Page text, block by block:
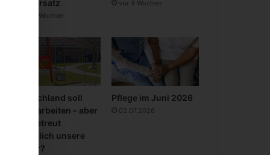
Zahnersatz
vor 3 Wochen
vor 4 Wochen
Deutschland soll
mehr arbeiten – aber
wer betreut
eigentlich unsere
Kinder?
Pflege im Juni 2026
02.07.2026